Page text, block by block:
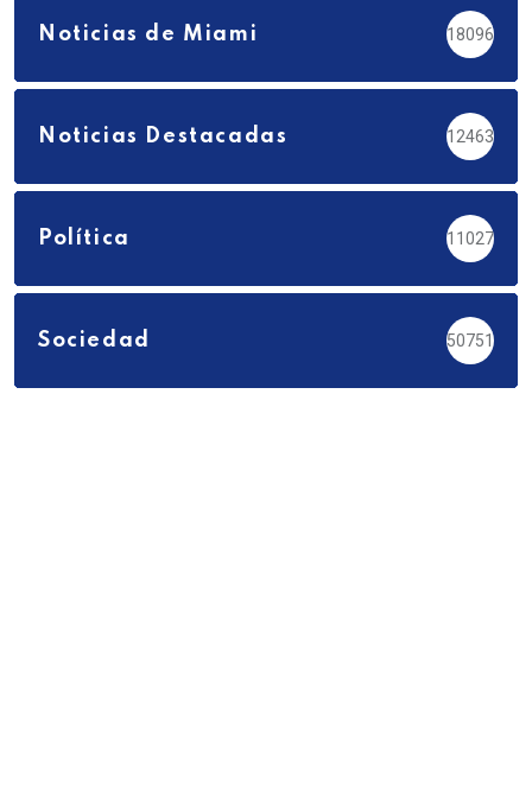
Noticias de Miami 18096
Noticias Destacadas 12463
Política 11027
Sociedad 50751